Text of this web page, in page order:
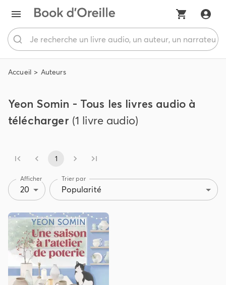
Accueil Auteurs
Yeon Somin - Tous les livres audio à
télécharger (1 livre audio)
1
Afficher
20
Trier par
Popularité